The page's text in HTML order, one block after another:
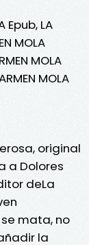
Epub, LA
MOLA
MOLA
MOLA
original
a Dolores
deLa
mata, no
la